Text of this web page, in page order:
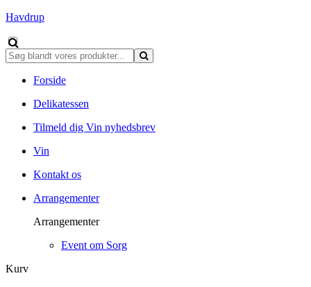
Havdrup
Forside
Delikatessen
Tilmeld dig Vin nyhedsbrev
Vin
Kontakt os
Arrangementer
Arrangementer
Event om Sorg
Kurv